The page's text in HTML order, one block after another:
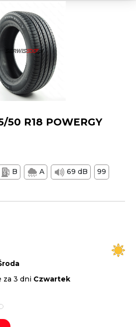
50 R18 POWERGY
B A 69 dB
99
za 3 dni Czwartek